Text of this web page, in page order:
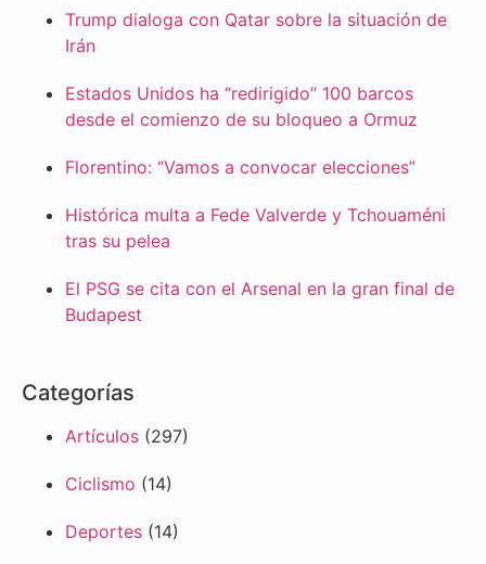
Trump dialoga con Qatar sobre la situación de
Irán
Estados Unidos ha “redirigido” 100 barcos
desde el comienzo de su bloqueo a Ormuz
Florentino: “Vamos a convocar elecciones”
Histórica multa a Fede Valverde y Tchouaméni
tras su pelea
El PSG se cita con el Arsenal en la gran final de
Budapest
Categorías
Artículos (297)
Ciclismo (14)
Deportes (14)